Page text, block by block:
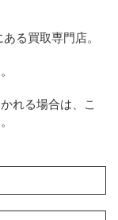
る買取専門店。
れる場合は、こ